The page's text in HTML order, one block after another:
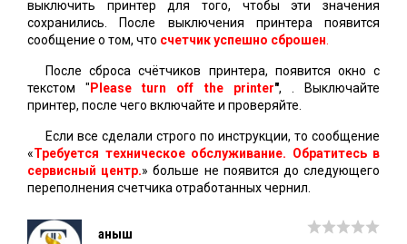
выключить принтер для того, чтобы эти значения
сохранились. После выключения принтера появится
сообщение о том, что счетчик успешно сброшен
После сброса счётчиков принтера, появится окно с
текстом " Please turn off the printer", . Выключайте
принтер, после чего включайте и проверяйте.
Если все сделали строго по инструкции, то сообщение
«Требуется техническое обслуживание. Обратитесь в
сервисный центр.» больше не появится до следующего
переполнения счетчика отработанных чернил.
Қаныш